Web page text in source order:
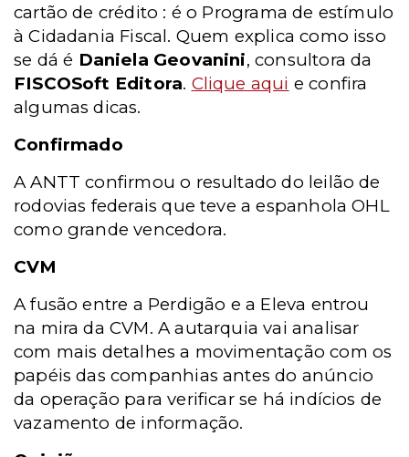
cartão de crédito : é o Programa de estímulo
à Cidadania Fiscal. Quem explica como isso
se dá é Daniela Geovanini, consultora da
FISCOSoft Editora. Clique aqui e confira
algumas dicas.
Confirmado
A ANTT confirmou o resultado do leilão de
rodovias federais que teve a espanhola OHL
como grande vencedora.
CVM
A fusão entre a Perdigão e a Eleva entrou
na mira da CVM. A autarquia vai analisar
com mais detalhes a movimentação com os
papéis das companhias antes do anúncio
da operação para verificar se há indícios de
vazamento de informação.